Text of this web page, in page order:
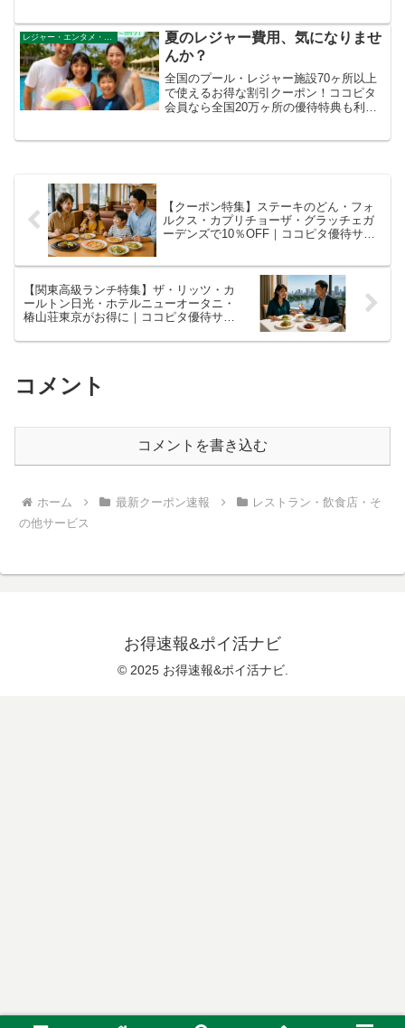
紹介。
レジャー・エンタメ・その他
夏のレジャー費用、気になりませ
んか？
全国のプール・レジャー施設70ヶ所以上
で使えるお得な割引クーポン！ココピタ
会員なら全国20万ヶ所の優待特典も利用
【クーポン特集】ステーキのどん・フォ
ルクス・カプリチョーザ・グラッチェガ
ーデンズで10％OFF｜ココピタ優待サー
【関東高級ランチ特集】ザ・リッツ・カ
ールトン日光・ホテルニューオータニ・
椿山荘東京がお得に｜ココピタ優待サー
コメント
コメントを書き込む
ホーム 最新クーポン速報
レストラン・飲食店・そ
の他サービス
お得速報&ポイ活ナビ
© 2025 お得速報&ポイ活ナビ.